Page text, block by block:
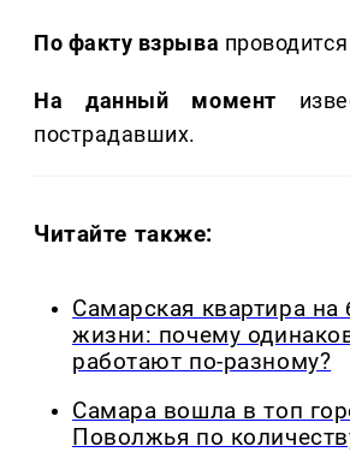
По факту взрыва
На данный момент
пострадавших.
Читайте также:
Самарская квартира на
жизни: почему
работают по-разному?
Самара вошла в топ
Поволжья по